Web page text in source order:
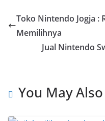
Toko Nintendo Jogja :
Memilihnya
Jual Nintendo
You May